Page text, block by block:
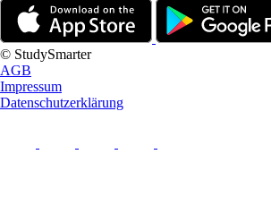
© StudySmarter
AGB
Impressum
Datenschutzerklärung